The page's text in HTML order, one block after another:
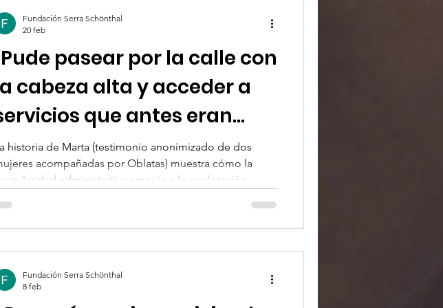
pasear por la calle con
cabeza alta y acceder a
que antes eran
historia de Marta (testimonio anonimizado de dos
acompañadas por Oblatas) muestra cómo la
administrativa empuja a la explotación,
real de la residencia legal y celebra la
extraordinaria aprobada en enero de 2026
Fundación Serra Schönthal
20 feb
Fundación Serra Schönthal
8 feb